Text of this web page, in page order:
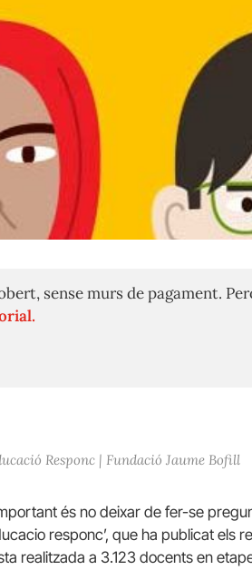
sense murs de pagament.
Responc | Fundació Jaume Bofill
és no deixar de fer-se
responc’, que ha publicat els
realitzada a 3.123 docents en